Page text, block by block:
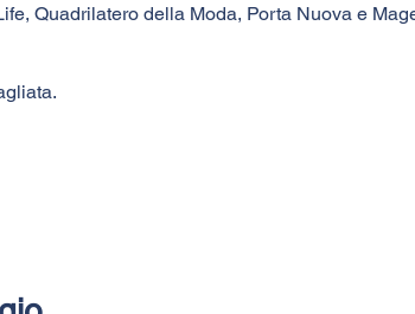
Quadrilatero della Moda, Porta Nuova e